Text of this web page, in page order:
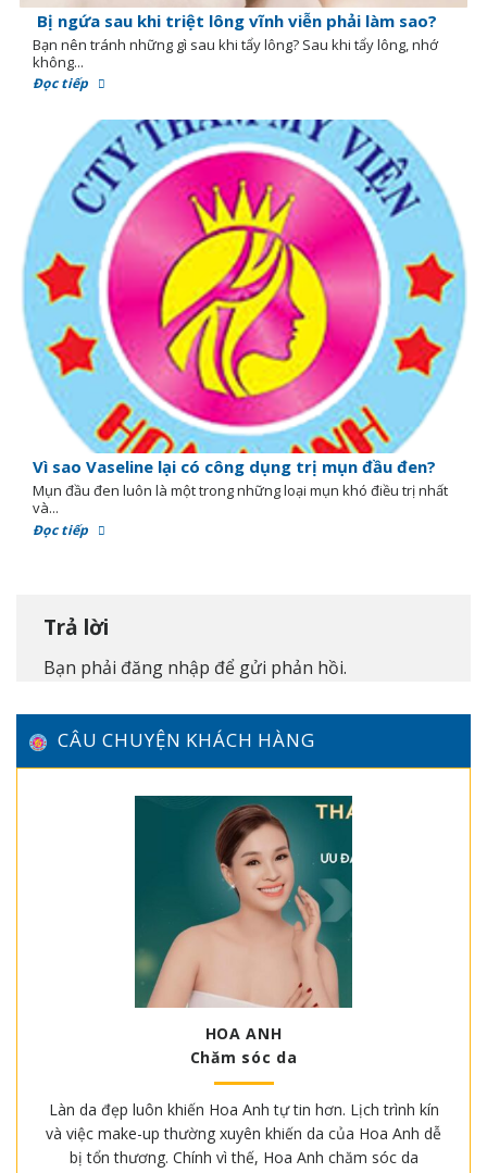
Bị ngứa sau khi triệt lông vĩnh viễn phải làm sao?
Bạn nên tránh những gì sau khi tẩy lông? Sau khi tẩy lông, nhớ
không...
Đọc tiếp
Vì sao Vaseline lại có công dụng trị mụn đầu đen?
Mụn đầu đen luôn là một trong những loại mụn khó điều trị nhất
và...
Đọc tiếp
Trả lời
Bạn phải đăng nhập để gửi phản hồi.
CÂU CHUYỆN KHÁCH HÀNG
HOA ANH
Chăm sóc da
Làn da đẹp luôn khiến Hoa Anh tự tin hơn. Lịch trình kín
và việc make-up thường xuyên khiến da của Hoa Anh dễ
bị tổn thương. Chính vì thế, Hoa Anh chăm sóc da